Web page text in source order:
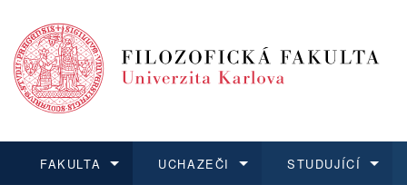
FAKULTA UCHAZEČI STUDUJÍCÍ